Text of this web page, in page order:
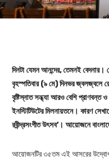
দিনটা যেমন আনন্দের, তেমনই
বৃহস্পতিবার (৯ মে) দিনভর জ্বলজ্বলে
বৃষ্টিস্নাত সন্ধ্যা আরও বেশি প্রাণবন্ত
ইনস্টিটিউটের মিলনায়তনে। কারণ
রবীন্দ্রসংগীত উৎসব’। আয়োজনে
আয়োজনটির ৩৫তম এই আসরের উদ্বোধনী